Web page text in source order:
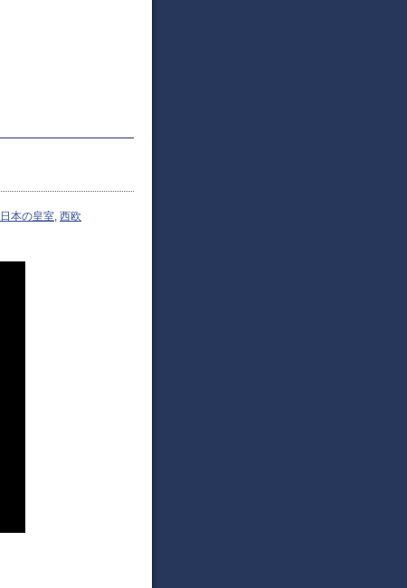
日本の皇室 西欧